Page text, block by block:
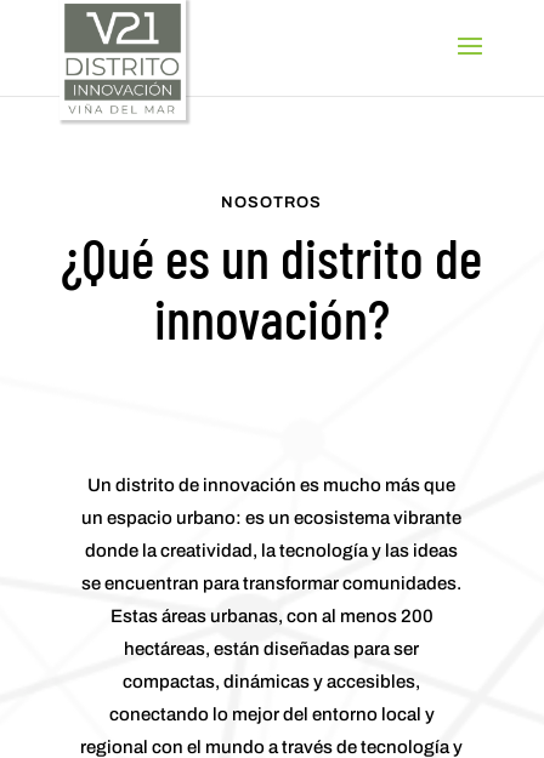
NOSOTROS
¿Qué es un distrito de
innovación?
Un distrito de innovación es mucho más que
un espacio urbano: es un ecosistema vibrante
donde la creatividad, la tecnología y las ideas
se encuentran para transformar comunidades.
Estas áreas urbanas, con al menos 200
hectáreas, están diseñadas para ser
compactas, dinámicas y accesibles,
conectando lo mejor del entorno local y
regional con el mundo a través de tecnología y
SELECT LANGUAGE ▼